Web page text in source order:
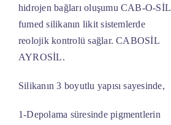
hidrojen bağları oluşumu CAB-O-SİL
fumed silikanın likit sistemlerde
reolojik kontrolü sağlar. CABOSİL
AYROSİL.
Silikanın 3 boyutlu yapısı sayesinde,
1-Depolama süresinde pigmentlerin